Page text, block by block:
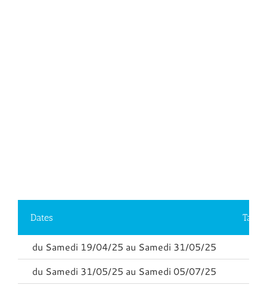
Dates Tarif
du Samedi 19/04/25 au Samedi 31/05/25
du Samedi 31/05/25 au Samedi 05/07/25